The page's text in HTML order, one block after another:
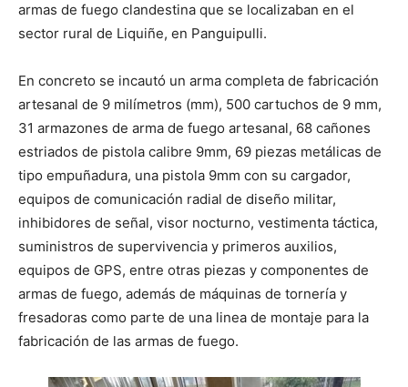
armas de fuego clandestina que se localizaban en el
sector rural de Liquiñe, en Panguipulli.
En concreto se incautó un arma completa de fabricación
artesanal de 9 milímetros (mm), 500 cartuchos de 9 mm,
31 armazones de arma de fuego artesanal, 68 cañones
estriados de pistola calibre 9mm, 69 piezas metálicas de
tipo empuñadura, una pistola 9mm con su cargador,
equipos de comunicación radial de diseño militar,
inhibidores de señal, visor nocturno, vestimenta táctica,
suministros de supervivencia y primeros auxilios,
equipos de GPS, entre otras piezas y componentes de
armas de fuego, además de máquinas de tornería y
fresadoras como parte de una linea de montaje para la
fabricación de las armas de fuego.